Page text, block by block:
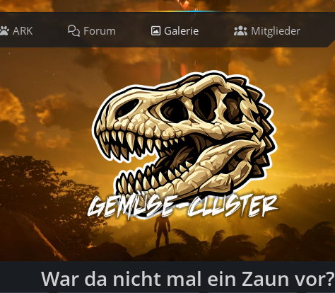
ARK Forum Galerie Mitglieder
War da nicht mal ein Zaun vor?